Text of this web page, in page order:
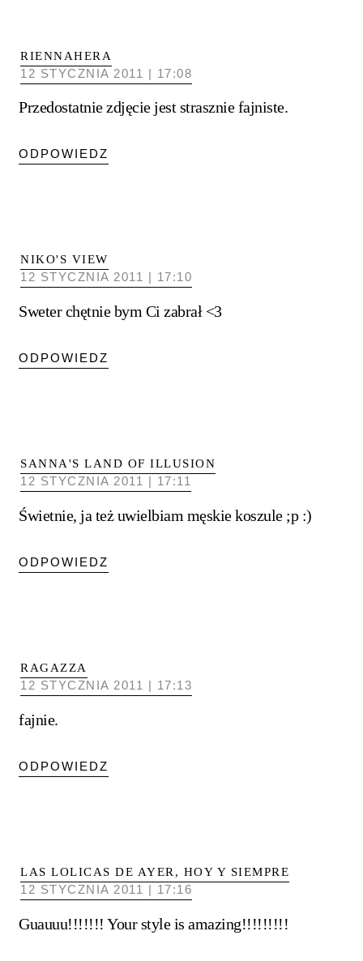
RIENNAHERA
12 STYCZNIA 2011 | 17:08
Przedostatnie zdjęcie jest strasznie fajniste.
ODPOWIEDZ
NIKO'S VIEW
12 STYCZNIA 2011 | 17:10
Sweter chętnie bym Ci zabrał <3
ODPOWIEDZ
SANNA'S LAND OF ILLUSION
12 STYCZNIA 2011 | 17:11
Świetnie, ja też uwielbiam męskie koszule ;p :)
ODPOWIEDZ
RAGAZZA
12 STYCZNIA 2011 | 17:13
fajnie.
ODPOWIEDZ
LAS LOLICAS DE AYER, HOY Y SIEMPRE
12 STYCZNIA 2011 | 17:16
Guauuu!!!!!!! Your style is amazing!!!!!!!!!